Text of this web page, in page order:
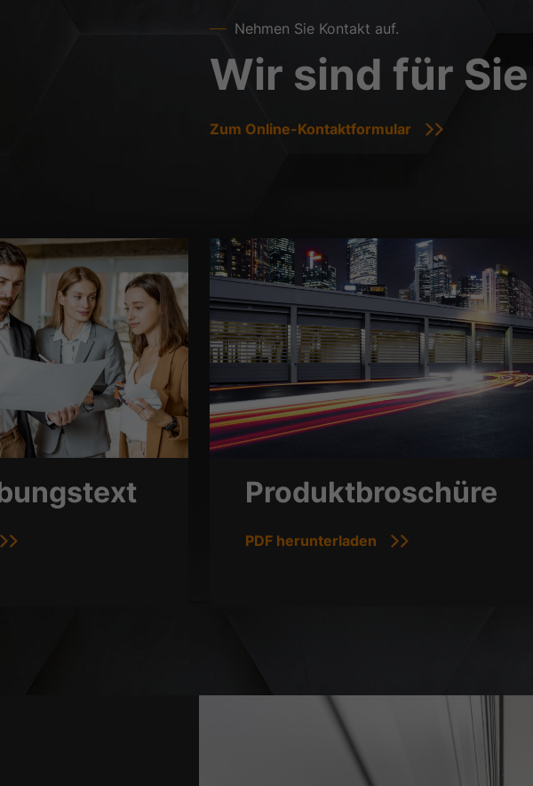
Nehmen Sie Kontakt auf.
Wir sind für
Zum Online-Kontaktformular
Produktbroschüre
PDF herunterladen